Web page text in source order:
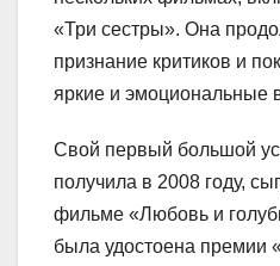
«Три сестры». Она
признание критиков и
яркие и эмоциональные
Свой первый большой
получила в 2008 году,
фильме «Любовь и
была удостоена премии